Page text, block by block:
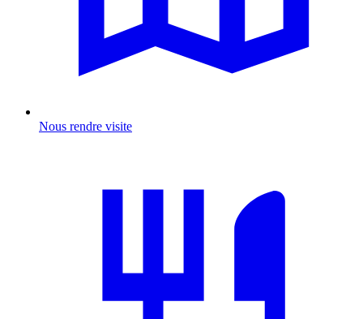
Nous rendre visite